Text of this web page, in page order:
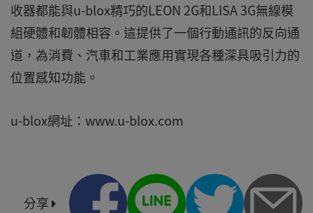
收器都能與u-blox精巧的LEON 2G和LISA 3G無線模
組硬體和韌體相容。這提供了一個行動通訊的反向通
道，為消費、汽車和工業應用實現各種深具吸引力的
位置感知功能。
u-blox網址：www.u-blox.com
分享